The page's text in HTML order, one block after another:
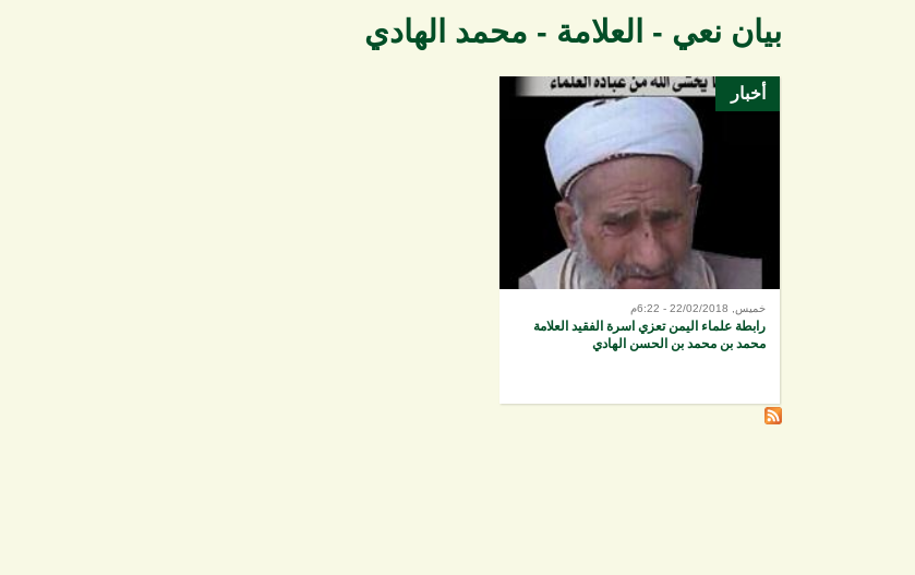
بيان نعي - العلامة - محمد الهادي
أخبار
خميس, 22/02/2018 - 6:22م
رابطة علماء اليمن تعزي اسرة الفقيد العلامة
محمد بن محمد بن الحسن الهادي